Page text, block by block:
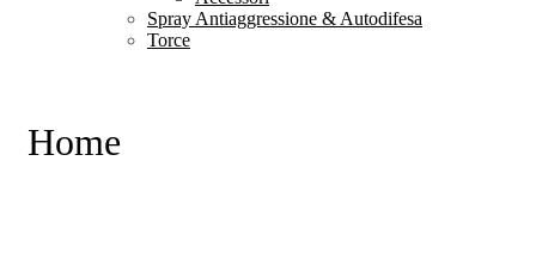
Spray Antiaggressione & Autodifesa
Torce
Home